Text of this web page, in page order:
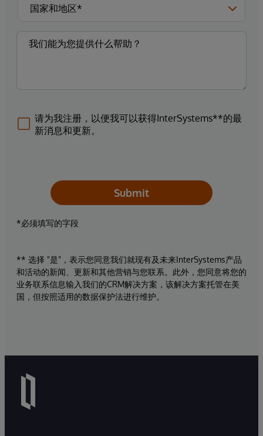
请为我注册，以便我可以获得InterSystems**的最
新消息和更新。
Submit
*必须填写的字段
** 选择 "是"，表示您同意我们就现有及未来InterSystems产品
和活动的新闻、更新和其他营销与您联系。此外，您同意将您的
业务联系信息输入我们的CRM解决方案，该解决方案托管在美
国，但按照适用的数据保护法进行维护。